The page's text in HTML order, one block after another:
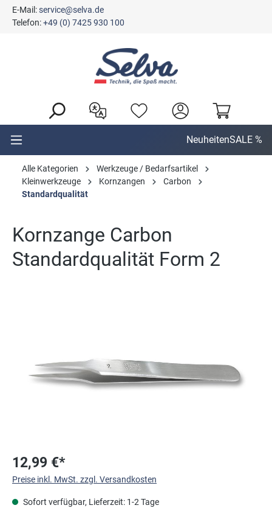
springen
E-Mail:service@selva.de
Telefon:+49 (0) 7425 930 100
NeuheitenSALE %
Alle Kategorien
Werkzeuge / Bedarfsartikel
Kleinwerkzeuge
Kornzangen
Carbon
Standardqualität
Kornzange Carbon
Standardqualität Form 2
12,99 €*
Preise inkl. MwSt. zzgl. Versandkosten
Sofort verfügbar, Lieferzeit: 1-2 Tage